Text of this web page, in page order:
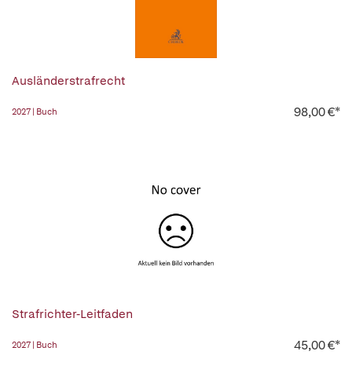
Ausländerstrafrecht
2027 | Buch 98,00 €*
Strafrichter-Leitfaden
2027 | Buch 45,00 €*